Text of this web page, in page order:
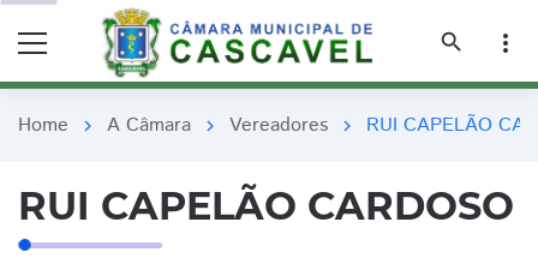
search
more_vert
Home chevron_right A Câmara chevron_right Vereadores chevron_right RUI CAPELÃO
RUI CAPELÃO CARDOSO